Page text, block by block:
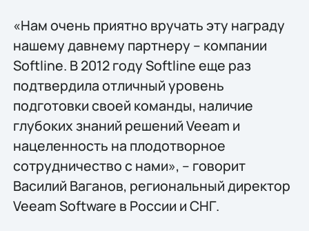
«Нам очень приятно вручать эту награду
нашему давнему партнеру – компании
Softline. В 2012 году Softline еще раз
подтвердила отличный уровень
подготовки своей команды, наличие
глубоких знаний решений Veeam и
нацеленность на плодотворное
сотрудничество c нами», – говорит
Василий Ваганов, региональный директор
Veeam Software в России и СНГ.